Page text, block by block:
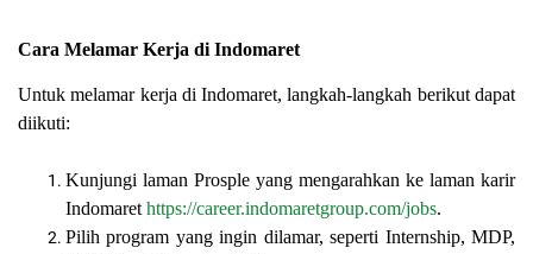
Cara Melamar Kerja di Indomaret
Untuk melamar kerja di Indomaret, langkah-langkah berikut dapat
diikuti:
Kunjungi laman Prosple yang mengarahkan ke laman karir
Indomarethttps://career.indomaretgroup.com/jobs.
Pilih program yang ingin dilamar, seperti Internship, MDP,